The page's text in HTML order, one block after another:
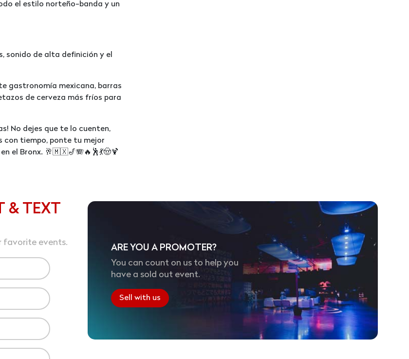
el estilo norteño-banda y un
sonido de alta definición y el
gastronomía mexicana, barras
de cerveza más fríos para
No dejes que te lo cuenten,
con tiempo, ponte tu mejor
el Bronx. 🥂🇲🇽🎷🪗🔥🕺💃🤠🍹
& TEXT
favorite events.
ARE YOU A PROMOTER?
You can count on us to help you
have a sold out event.
Sell with us